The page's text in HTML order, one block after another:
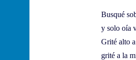
Busqué
y solo oía
Grité alto
grité a la